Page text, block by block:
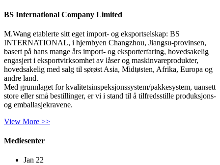
BS International Company Limited
M.Wang etablerte sitt eget import- og eksportselskap: BS
INTERNATIONAL, i hjembyen Changzhou, Jiangsu-provinsen,
basert på hans mange års import- og eksporterfaring, hovedsakelig
engasjert i eksportvirksomhet av låser og maskinvareprodukter,
hovedsakelig med salg til sørøst Asia, Midtøsten, Afrika, Europa og
andre land.
Med grunnlaget for kvalitetsinspeksjonssystem/pakkesystem, uansett
store eller små bestillinger, er vi i stand til å tilfredsstille produksjons-
og emballasjekravene.
View More >>
Mediesenter
Jan 22